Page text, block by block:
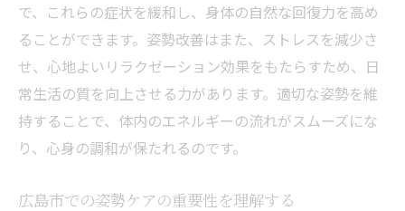
姿勢改善がもたらすストレス軽減の作用
免疫力向上に寄与する姿勢改善とリラクゼ
ーション
広島市での健康的なライフスタイルの提案
リラクゼーションによる精神的健康の向上
市で体験
で、これらの症状を緩和し、身体の自然な回復力を高め
ることができます。姿勢改善はまた、ストレスを減少さ
せ、心地よいリラクゼーション効果をもたらすため、日
常生活の質を向上させる力があります。適切な姿勢を維
持することで、体内のエネルギーの流れがスムーズにな
り、心身の調和が保たれるのです。
広島市での姿勢ケアの重要性を理解する